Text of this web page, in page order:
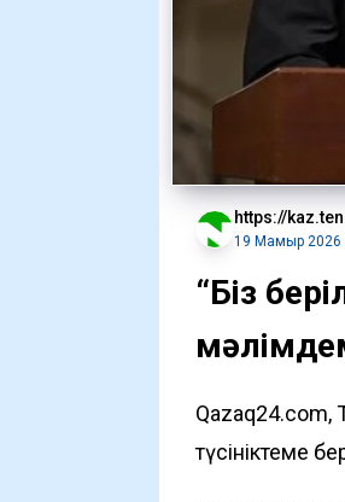
https://
19 Мамыр 2026
“Біз
Qazaq24.com,
түсініктеме